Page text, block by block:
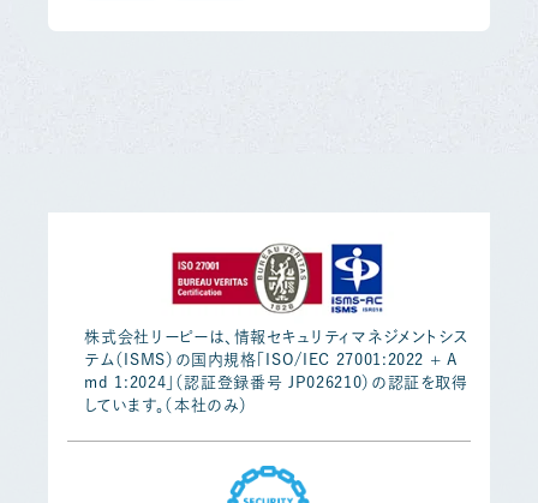
株式会社リーピーは、情報セキュリティマネジメントシス
テム（ISMS）の国内規格「ISO/IEC 27001:2022 + A
md 1:2024」（認証登録番号 JP026210）の認証を取得
しています。（本社のみ）